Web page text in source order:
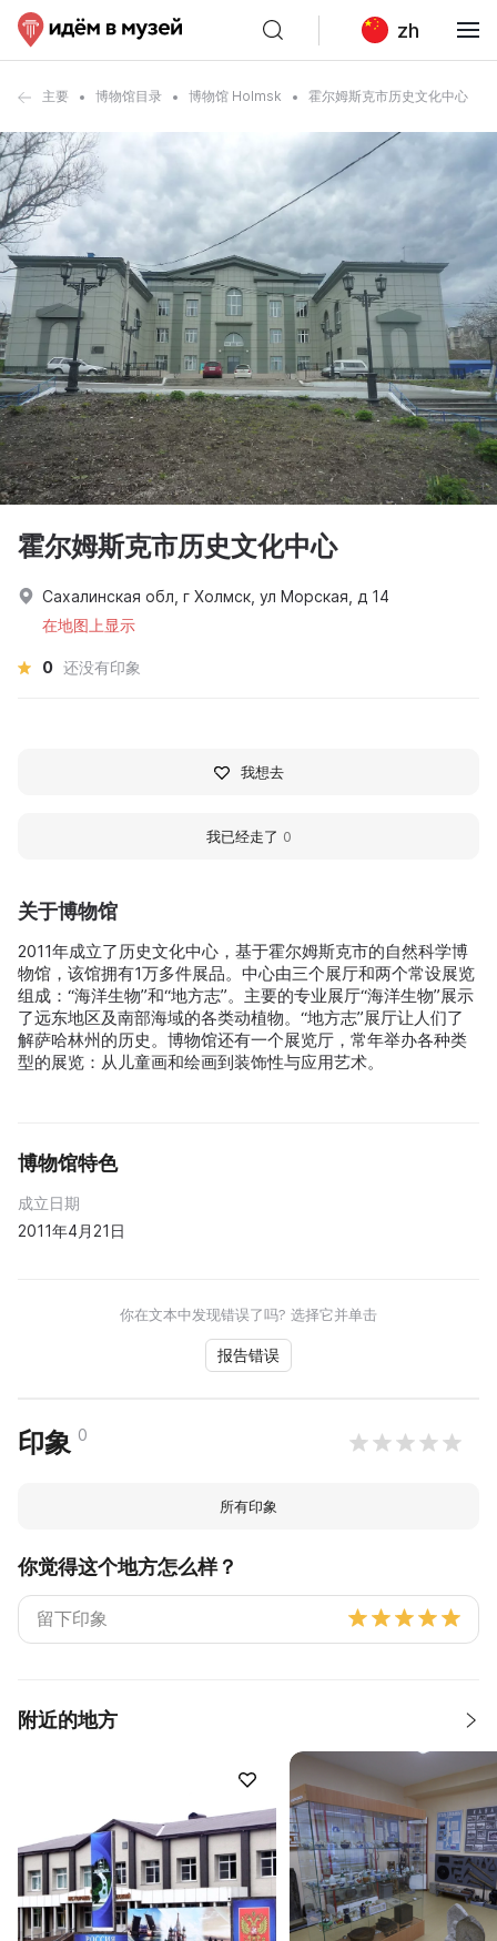
zh
主要 博物馆目录 博物馆 Holmsk 霍尔姆斯克市历史文化中心
关于博物馆
2011年成立了历史文化中心，基于霍尔姆斯克市的自然科学博
物馆，该馆拥有1万多件展品。中心由三个展厅和两个常设展览
组成：“海洋生物”和“地方志”。主要的专业展厅“海洋生物”展示
了远东地区及南部海域的各类动植物。“地方志”展厅让人们了
解萨哈林州的历史。博物馆还有一个展览厅，常年举办各种类
型的展览：从儿童画和绘画到装饰性与应用艺术。
博物馆特色
成立日期
2011年4月21日
你在文本中发现错误了吗? 选择它并单击
报告错误
印象 0
所有印象
你觉得这个地方怎么样？
附近的地方
霍尔姆斯克市历史文化中心
Сахалинская обл, г Холмск, ул Морская, д 14
在地图上显示
0 还没有印象
我想去
我已经走了 0